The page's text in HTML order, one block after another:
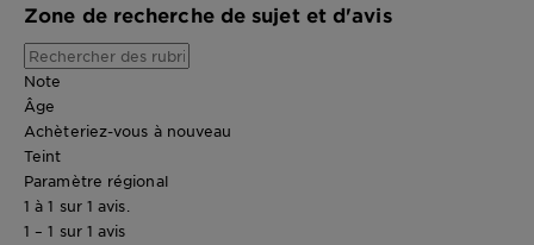
Zone de recherche de sujet et d'avis
Note
Âge
Achèteriez-vous à nouveau
Teint
Paramètre régional
1 à 1 sur 1 avis.
1 – 1 sur 1 avis